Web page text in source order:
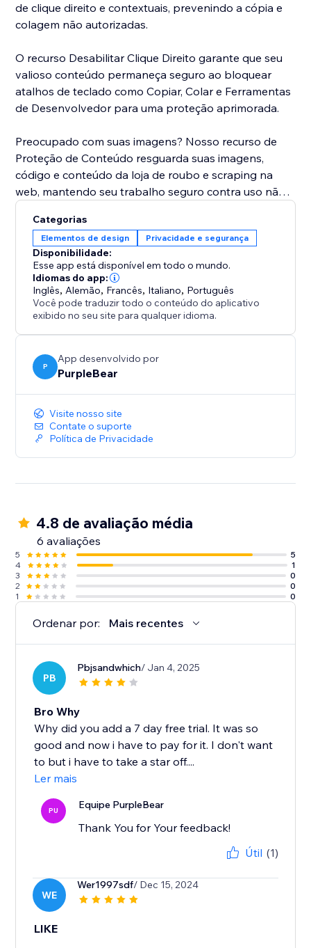
de clique direito e contextuais, prevenindo a cópia e
colagem não autorizadas.
O recurso Desabilitar Clique Direito garante que seu
valioso conteúdo permaneça seguro ao bloquear
atalhos de teclado como Copiar, Colar e Ferramentas
de Desenvolvedor para uma proteção aprimorada.
Preocupado com suas imagens? Nosso recurso de
Proteção de Conteúdo resguarda suas imagens,
código e conteúdo da loja de roubo e scraping na
web, mantendo seu trabalho seguro contra uso não
Proteja seu site hoje e proteja o que é seu.
Categorias
Elementos de design Privacidade e segurança
Disponibilidade:
Esse app está disponível em todo o mundo.
Idiomas do app:
Inglês, Alemão, Francês, Italiano, Português
Você pode traduzir todo o conteúdo do aplicativo
exibido no seu site para qualquer idioma.
P
App desenvolvido por
PurpleBear
Visite nosso site
Contate o suporte
Política de Privacidade
4.8 de avaliação média
6 avaliações
5
5
4
1
3
0
2
0
1
0
Ordenar por: Mais recentes
PB
Pbjsandwhich/ Jan 4, 2025
Bro Why
Why did you add a 7 day free trial. It was so
good and now i have to pay for it. I don't want
to but i have to take a star off....
Ler mais
PU Equipe PurpleBear
Thank You for Your feedback!
Útil (1)
WE
Wer1997sdf/ Dec 15, 2024
LIKE